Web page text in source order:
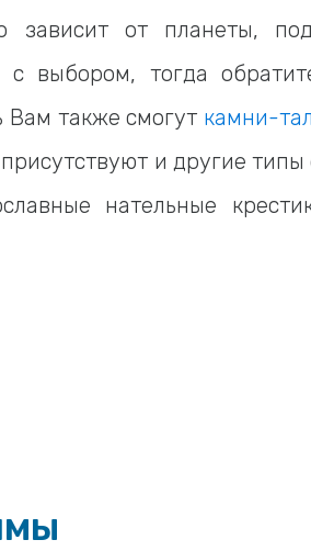
зависит от планеты,
выбором, тогда
Вам также смогут камни-
и другие типы
нательные